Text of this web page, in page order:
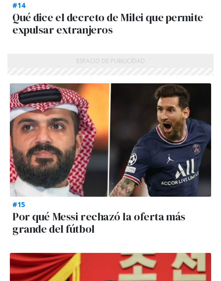
#14
Qué dice el decreto de Milei que permite
expulsar extranjeros
#15
Por qué Messi rechazó la oferta más
grande del fútbol